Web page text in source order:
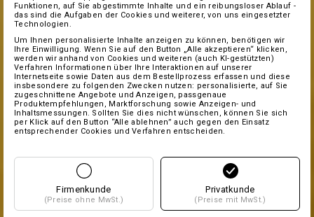
Funktionen, auf Sie abgestimmte Inhalte und ein reibungsloser Ablauf -
das sind die Aufgaben der Cookies und weiterer, von uns eingesetzter
Technologien.
Um Ihnen personalisierte Inhalte anzeigen zu können, benötigen wir
Ihre Einwilligung. Wenn Sie auf den Button „Alle akzeptieren“ klicken,
werden wir anhand von Cookies und weiteren (auch KI-gestützten)
Verfahren Informationen über Ihre Interaktionen auf unserer
Internetseite sowie Daten aus dem Bestellprozess erfassen und diese
insbesondere zu folgenden Zwecken nutzen: personalisierte, auf Sie
zugeschnittene Angebote und Anzeigen, passgenaue
Produktempfehlungen, Marktforschung sowie Anzeigen- und
Inhaltsmessungen. Sollten Sie dies nicht wünschen, können Sie sich
per Klick auf den Button “Alle ablehnen” auch gegen den Einsatz
entsprechender Cookies und Verfahren entscheiden.
Firmenkunde
(Preise ohne MwSt.)
Privatkunde
(Preise mit MwSt.)